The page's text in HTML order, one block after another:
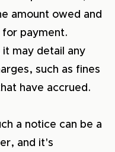
amount owed and
for payment.
may detail any
such as fines
have accrued.
a notice can be a
and it's